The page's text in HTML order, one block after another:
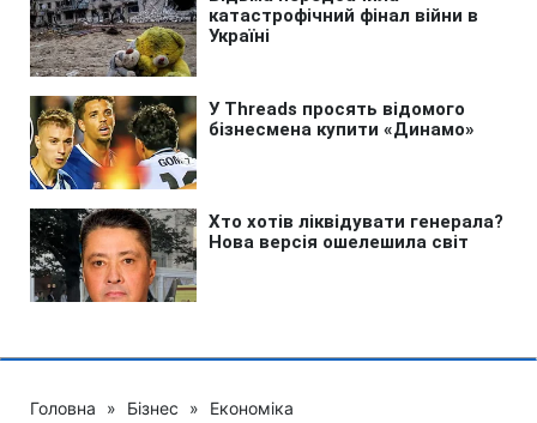
Головна » Бізнес » Економіка